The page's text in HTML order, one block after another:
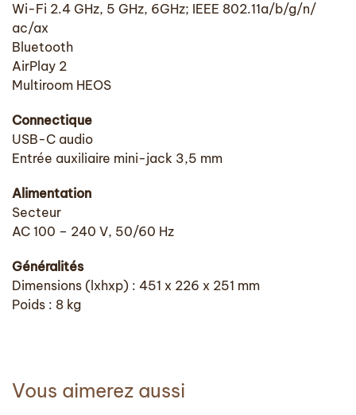
Wi-Fi 2.4 GHz, 5 GHz, 6GHz; IEEE 802.11a/b/g/n/
ac/ax
Bluetooth
AirPlay 2
Multiroom HEOS
Connectique
USB-C audio
Entrée auxiliaire mini-jack 3,5 mm
Alimentation
Secteur
AC 100 – 240 V, 50/60 Hz
Généralités
Dimensions (lxhxp) : 451 x 226 x 251 mm
Poids : 8 kg
Vous aimerez aussi